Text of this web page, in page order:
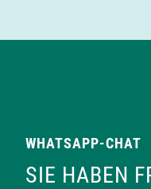
WHATSAPP-CHAT
SIE HABEN